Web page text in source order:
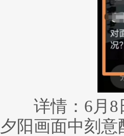
详情：6月8
夕阳画面中刻